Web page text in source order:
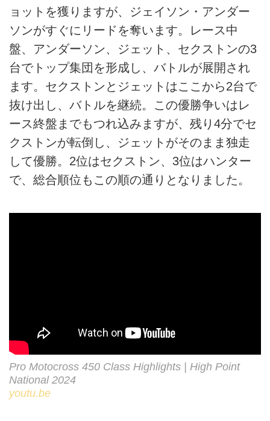
ョットを獲りますが、ジェイソン・アンダー
ソンがすぐにリードを奪います。レース中
盤、アンダーソン、ジェット、セクストンの3
台でトップ集団を形成し、バトルが展開され
ます。セクストンとジェットはここから2台で
抜け出し、バトルを継続。この優勝争いはレ
ース終盤までもつれ込みますが、残り4分でセ
クストンが転倒し、ジェットがそのまま独走
して優勝。2位はセクストン、3位はハンター
で、総合順位もこの順の通りとなりました。
Pro Motocross 450 Class Highlights | High Point
National 2024
youtu.be